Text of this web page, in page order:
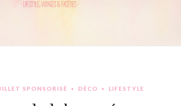
o e I
SPONSORISÉ DÉCO LIFESTYLE